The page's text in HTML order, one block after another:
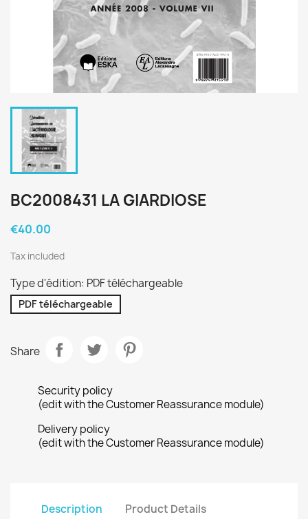
BC2008431 LA GIARDIOSE
€40.00
Tax included
Type d'édition: PDF téléchargeable
PDF téléchargeable
Share
Security policy
(edit with the Customer Reassurance module)
Delivery policy
(edit with the Customer Reassurance module)
Description Product Details